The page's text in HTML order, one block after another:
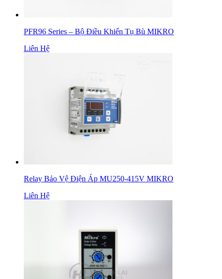
PFR96 Series – Bộ Điều Khiển Tụ Bù MIKRO
Liên Hệ
Relay Bảo Vệ Điện Áp MU250-415V MIKRO
Liên Hệ